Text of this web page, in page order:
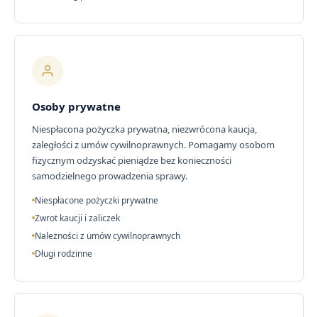
Osoby prywatne
Niespłacona pożyczka prywatna, niezwrócona kaucja,
zaległości z umów cywilnoprawnych. Pomagamy osobom
fizycznym odzyskać pieniądze bez konieczności
samodzielnego prowadzenia sprawy.
Niespłacone pożyczki prywatne
Zwrot kaucji i zaliczek
Należności z umów cywilnoprawnych
Długi rodzinne